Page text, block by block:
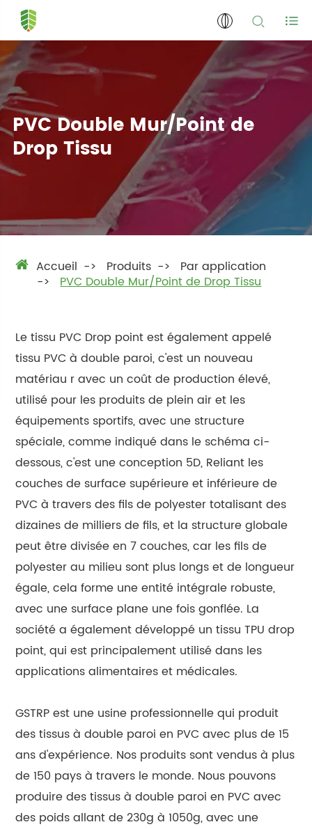
PVC Double Mur/Point de
Drop Tissu
Accueil Produits
Par application
PVC Double Mur/Point de Drop Tissu
Le tissu PVC Drop point est également appelé
tissu PVC à double paroi, c'est un nouveau
matériau r avec un coût de production élevé,
utilisé pour les produits de plein air et les
équipements sportifs, avec une structure
spéciale, comme indiqué dans le schéma ci-
dessous, c'est une conception 5D, Reliant les
couches de surface supérieure et inférieure de
PVC à travers des fils de polyester totalisant des
dizaines de milliers de fils, et la structure globale
peut être divisée en 7 couches, car les fils de
polyester au milieu sont plus longs et de longueur
égale, cela forme une entité intégrale robuste,
avec une surface plane une fois gonflée. La
société a également développé un tissu TPU drop
point, qui est principalement utilisé dans les
applications alimentaires et médicales.
GSTRP est une usine professionnelle qui produit
des tissus à double paroi en PVC avec plus de 15
ans d'expérience. Nos produits sont vendus à plus
de 150 pays à travers le monde. Nous pouvons
produire des tissus à double paroi en PVC avec
des poids allant de 230g à 1050g, avec une